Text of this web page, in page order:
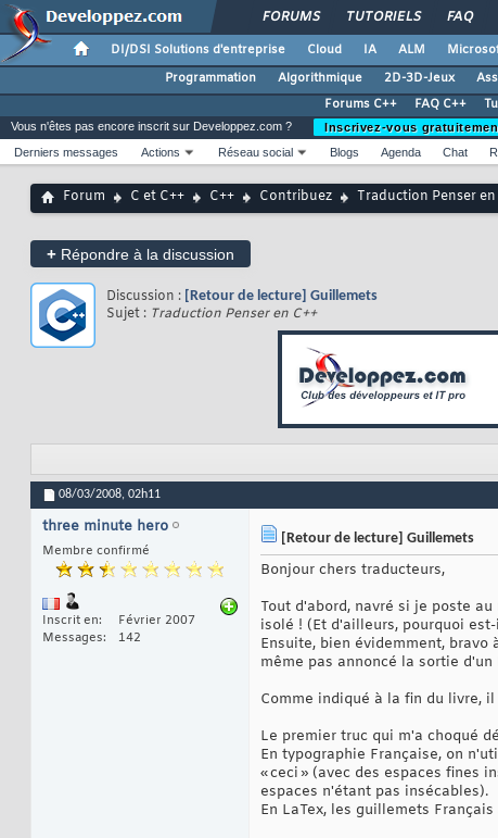
FORUMS TUTORIELS FAQ
DI/DSI Solutions d'entreprise Cloud IA ALM
Programmation
Algorithmique 2D-3D-Jeux
Forums C++
FAQ C++
Vous n'êtes pas encore inscrit sur Developpez.com ?
Inscrivez-vous
Derniers messages
Actions Réseau social Blogs Agenda Chat
Forum C et C++ C++ Contribuez Traduction Penser en
+ Répondre à la discussion
Discussion : [Retour de lecture] Guillemets
Sujet : Traduction Penser en C++
08/03/2008, 02h11
three minute hero
Membre confirmé
Inscrit en
Février 2007
Messages
142
[Retour de lecture] Guillemets
Bonjour chers traducteurs,
Tout d'abord, navré si je poste
isolé ! (Et d'ailleurs, pourquoi
Ensuite, bien évidemment,
même pas annoncé la sortie
Comme indiqué à la fin du livre,
Le premier truc qui m'a choqué
En typographie Française, on
« ceci » (avec des espaces fines
espaces n'étant pas insécables).
En LaTex, les guillemets